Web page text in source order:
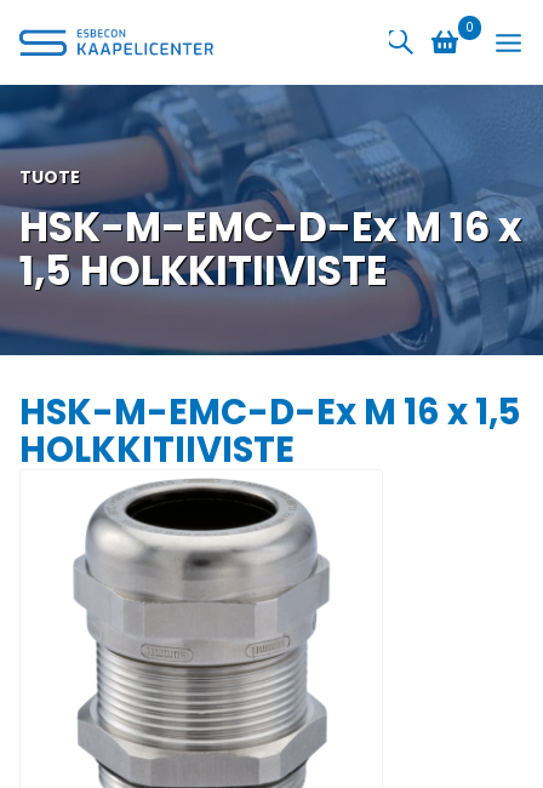
sisältöön
0
TUOTE
HSK-M-EMC-D-Ex M 16 x
1,5 HOLKKITIIVISTE
HSK-M-EMC-D-Ex M 16 x 1,5
HOLKKITIIVISTE